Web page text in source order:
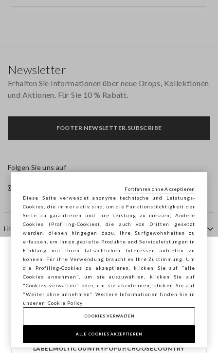
HILFE
AGENTUR
KONTAKTE
Newsletter
Erhalten Sie Informationen über neue Drops, Kollektionen
und Aktionen. Für Sie 10 % Rabatt.
FOOTER.NEWSLETTER.SUBSCRIBE
Folgen Sie uns auf
Copyright © Ovs S.p.A. MwSt.-Nr. 04240010274 - Kap.
Kap. 290.923.470 -2.4.0
Sie surfen auf der Seite von STEFANEL
Deutschland, möchten Sie Ihren Standort
speichern?
BESTÄTIGEN
LABEL.MULTICOUNTRYPOPUP.CHOOSECOUNTRY
footer.item.country Deutschland
Diese Seite verwendet anonyme technische und Leistungs-
Cookies, die immer aktiv sind, um die Funktionstüchtigkeit der
Seite zu garantieren und ihre Leistung zu messen; Andere
Cookies (Profiling-Cookies), die auch von Dritten gesetzt
werden, dienen hingegen dazu, Ihre Surfgewohnheiten zu
erfassen, um Ihnen gezielte Produkte und Serviceleistungen in
Einklang mit Ihren tatsächlichen Interessen anbieten zu
können. Für ihre Verwendung braucht es Ihre Zustimmung. Um
die Profiling-Cookies zu akzeptieren, klicken Sie auf "alle
Cookies annehmen", um sie auszuwählen, klicken Sie auf
"Cookies verwalten" oder, um sie abzulehnen, klicken Sie auf
"Weiter ohne annehmen". Weitere Informationen finden Sie in
unseren
Cookie Policy
COOKIES VERWALTEN
ALLE COOKIES AKZEPTIEREN
Fortfahren ohne Akzeptieren